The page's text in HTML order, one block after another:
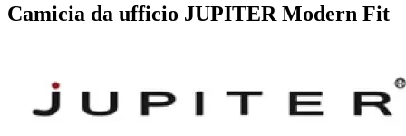
Camicia da ufficio JUPITER Modern Fit